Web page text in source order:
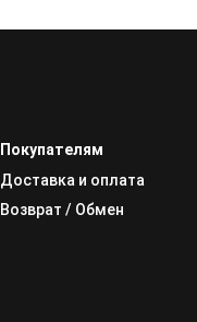
Покупателям
Доставка и оплата
Возврат / Обмен